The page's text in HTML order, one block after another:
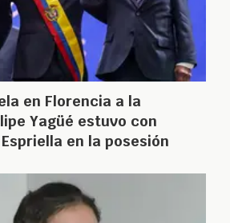
en Florencia a la
Yagüé estuvo con
en la posesión